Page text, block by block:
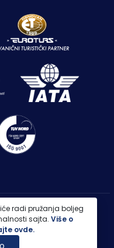
radi pružanja boljeg
sajta. Više o
ovde.